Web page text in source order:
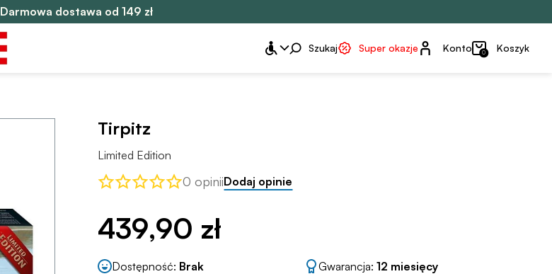
Darmowa dostawa od 149 zł
Szukaj Super okazje Konto
Konto 0 Koszyk
Tirpitz
Limited Edition
0 opiniiDodaj opinie
439,90 zł
Dostępność: Brak Gwarancja: 12 miesięcy